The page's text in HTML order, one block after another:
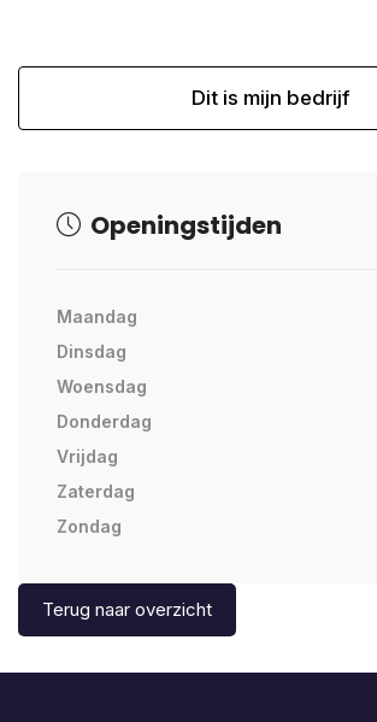
Dit is mijn bedrijf
Openingstijden
Maandag
Dinsdag
Woensdag
Donderdag
Vrijdag
Zaterdag
Zondag
Terug naar overzicht